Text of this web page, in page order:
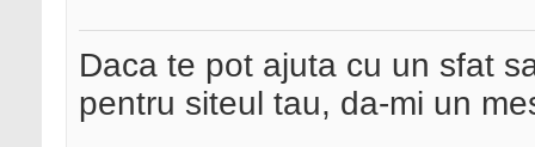
Daca te pot ajuta cu un sfat
pentru siteul tau, da-mi un